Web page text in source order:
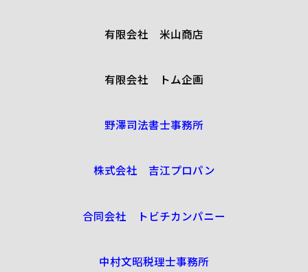
有限会社 米山商店
有限会社 トム企画
野澤司法書士事務所
株式会社 吉江プロパン
合同会社 トビチカンパニー
中村文昭税理士事務所